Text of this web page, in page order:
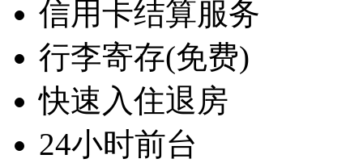
信用卡结算服务
行李寄存(免费)
快速入住退房
24小时前台